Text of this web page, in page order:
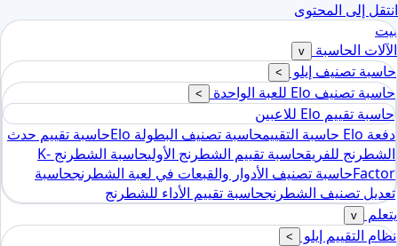
انتقل إلى المحتوى
بيت
الآلات الحاسبة
v
حاسبة تصنيف إيلو >
حاسبة تصنيف Elo للعبة الواحدة >
حاسبة تقييم Elo للاعبين
دفعة Elo حاسبة التقييم
حاسبة تصنيف البطولة Elo
حاسبة تقييم حدث
الشطرنج للفريقحاسبة تقييم الشطرنج الأولي
حاسبة الشطرنج K-
Factorحاسبة تصنيف الأدوار والقبعات في لعبة الشطرنجحاسبة
تعديل تصنيف الشطرنجحاسبة تقييم الأداء للشطرنج
يتعلم
v
نظام التقييم إيلو >